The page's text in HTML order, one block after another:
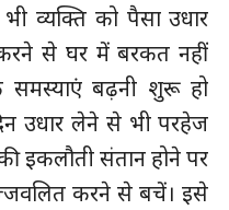
व्यक्ति को पैसा उधार
से घर में बरकत नहीं
समस्याएं बढ़नी शुरू हो
उधार लेने से भी परहेज
इकलौती संतान होने पर
करने से बचें। इसे